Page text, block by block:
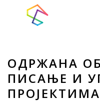
ОДРЖАНА
ПИСАЊЕ И
ПРОЈЕКТИМА